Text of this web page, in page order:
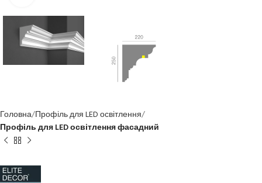
Головна Профіль для LED освітлення
Профіль для LED освітлення фасадний